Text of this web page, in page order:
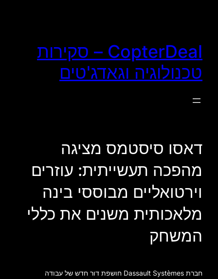
CopterDeal – סקירות
טכנולוגיה וגאדג'טים
דאסו סיסטמס מציגה
מהפכה תעשייתית: עוזרים
וירטואליים מבוססי בינה
מלאכותית משנים את כללי
המשחק
חברת Dassault Systèmes חושפת דור חדש של עבודה